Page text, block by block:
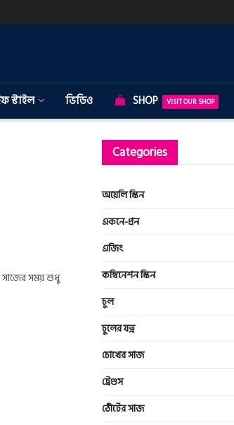
স্টাইল ভিডিও SHOP VISIT OUR SHOP
সাজের সময় শুধু
Categories
অয়েলি স্কিন
একনে-প্রন
এজিং
কম্বিনেশন স্কিন
চুল
চুলের যত্ন
চোখের সাজ
ট্রেণ্ডস
ঠোঁটের সাজ